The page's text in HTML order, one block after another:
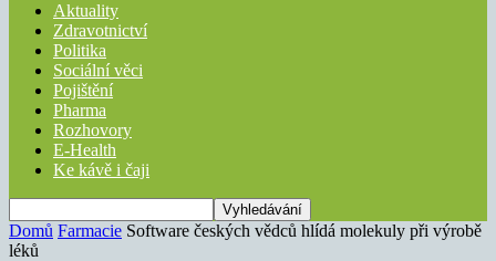
Aktuality
Zdravotnictví
Politika
Sociální věci
Pojištění
Pharma
Rozhovory
E-Health
Ke kávě i čaji
Domů Farmacie Software českých vědců hlídá molekuly při výrobě
léků